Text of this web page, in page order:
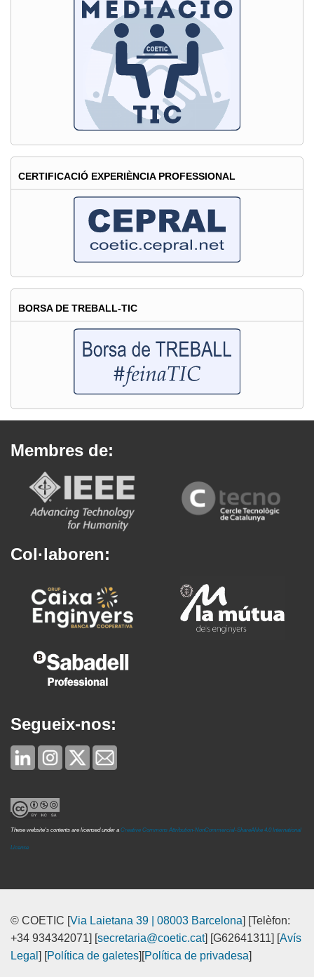
CERTIFICACIÓ EXPERIÈNCIA PROFESSIONAL
BORSA DE TREBALL-TIC
Membres de:
Col·laboren:
Segueix-nos:
These website's contents are licensed under a Creative Commons Attribution-NonCommercial-ShareAlike 4.0 International
License
© COETIC [Via Laietana 39 | 08003 Barcelona] [Telèfon:
+34 934342071] [secretaria@coetic.cat] [G62641311] [Avís
Legal ] [Política de galetes][Política de privadesa]